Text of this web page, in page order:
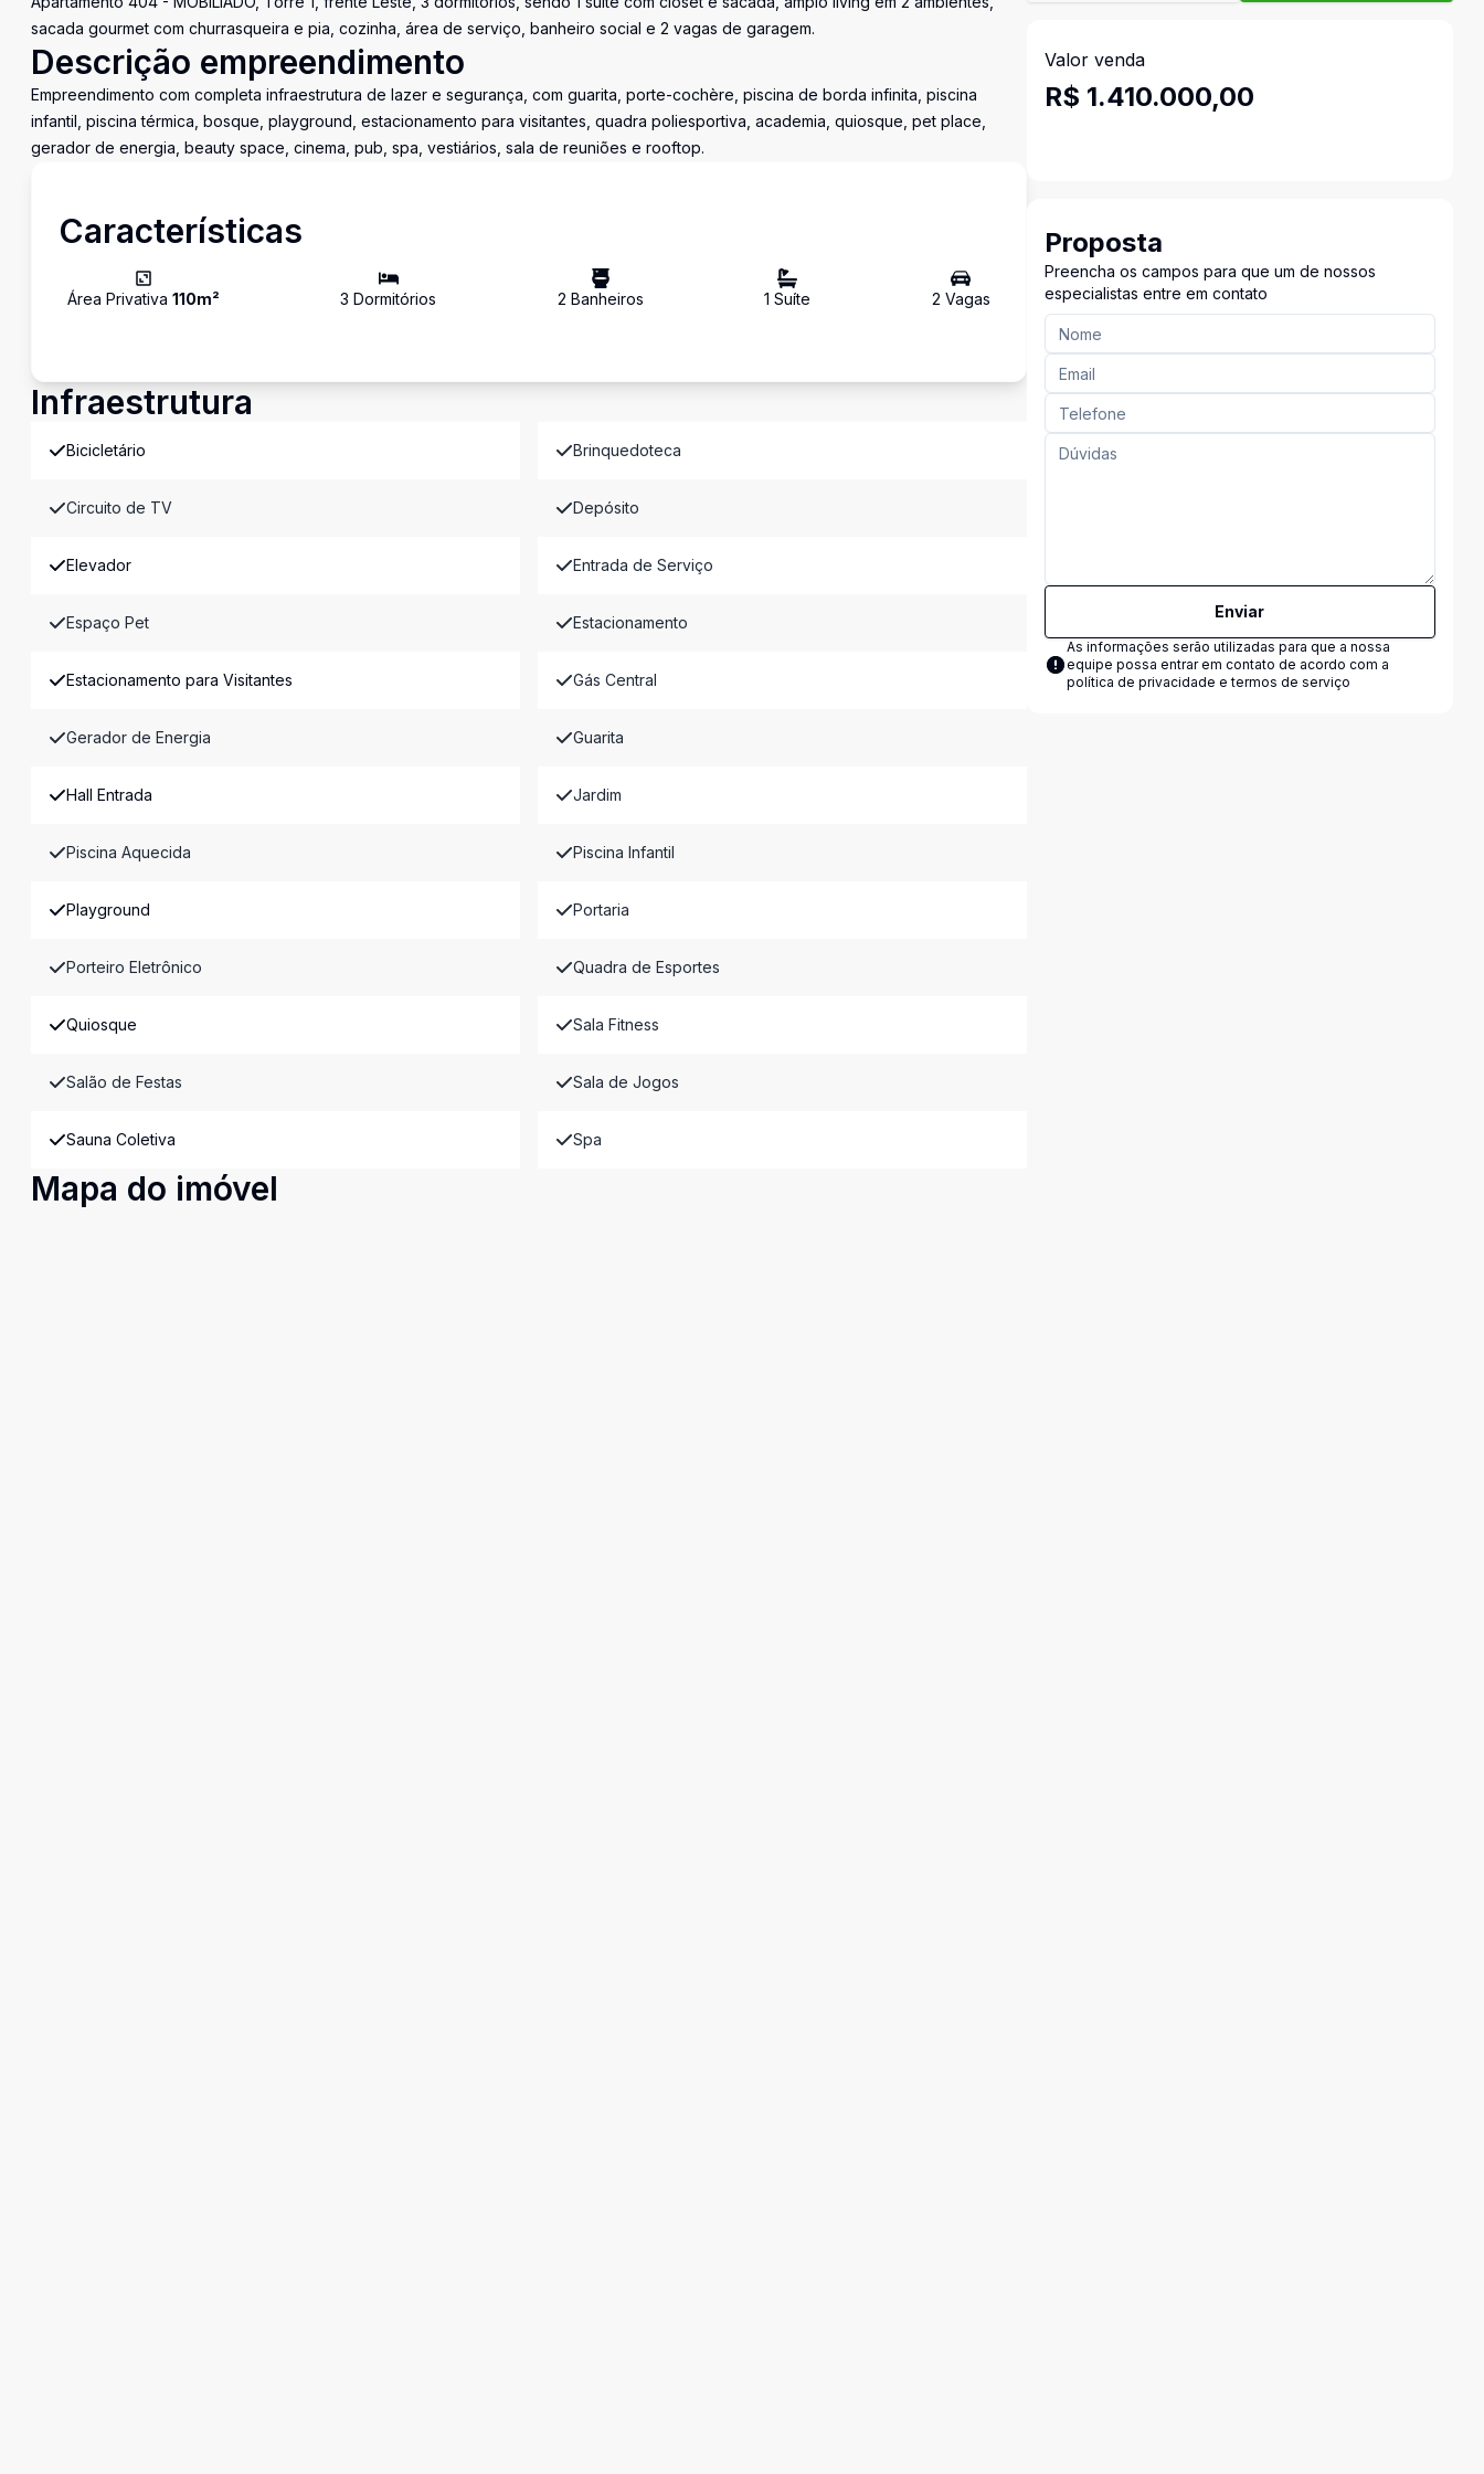
sacada gourmet com churrasqueira e pia, cozinha, área de serviço, banheiro social e 2 vagas de garagem.
Descrição empreendimento
Empreendimento com completa infraestrutura de lazer e segurança, com guarita, porte-cochère, piscina de borda infinita, piscina
infantil, piscina térmica, bosque, playground, estacionamento para visitantes, quadra poliesportiva, academia, quiosque, pet place,
gerador de energia, beauty space, cinema, pub, spa, vestiários, sala de reuniões e rooftop.
Características
Área Privativa 110m² 3 Dormitórios 2 Banheiros 1 Suíte 2 Vagas
Infraestrutura
Bicicletário Brinquedoteca
Circuito de TV Depósito
Elevador Entrada de Serviço
Espaço Pet Estacionamento
Estacionamento para Visitantes Gás Central
Gerador de Energia Guarita
Hall Entrada Jardim
Piscina Aquecida Piscina Infantil
Playground Portaria
Porteiro Eletrônico Quadra de Esportes
Quiosque Sala Fitness
Salão de Festas Sala de Jogos
Sauna Coletiva Spa
Mapa do imóvel
Valor venda
R$ 1.410.000,00
Proposta
Preencha os campos para que um de nossos
especialistas entre em contato
Enviar
As informações serão utilizadas para que a nossa
equipe possa entrar em contato de acordo com a
política de privacidade e termos de serviço